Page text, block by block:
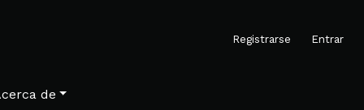
Registrarse Entrar
de